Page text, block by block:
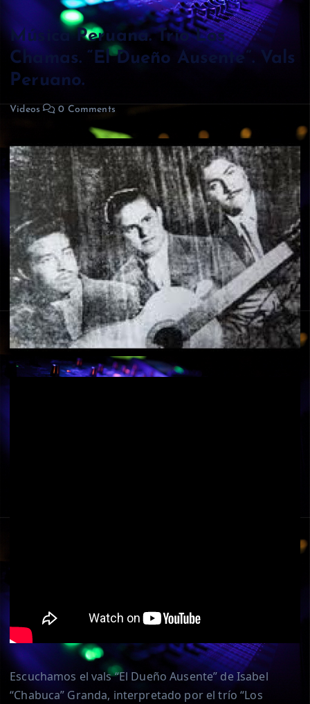
Música Peruana. Trío Los
Chamas. “El Dueño Ausente”. Vals
Peruano.
Videos 0 Comments
Escuchamos el vals “El Dueño Ausente” de Isabel
“Chabuca” Granda, interpretado por el trío “Los